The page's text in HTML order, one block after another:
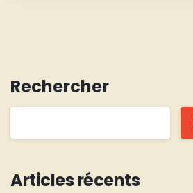
Rechercher
Articles récents